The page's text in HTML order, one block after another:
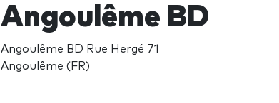
Angoulême BD
Angoulême BD Rue Hergé 71
Angoulême (FR)